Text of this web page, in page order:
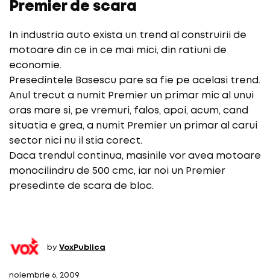
Premier de scara
In industria auto exista un trend al construirii de
motoare din ce in ce mai mici, din ratiuni de
economie.
Presedintele Basescu pare sa fie pe acelasi trend.
Anul trecut a numit Premier un primar mic al unui
oras mare si, pe vremuri, falos, apoi, acum, cand
situatia e grea, a numit Premier un primar al carui
sector nici nu il stia corect.
Daca trendul continua, masinile vor avea motoare
monocilindru de 500 cmc, iar noi un Premier
presedinte de scara de bloc.
by VoxPublica
noiembrie 6, 2009